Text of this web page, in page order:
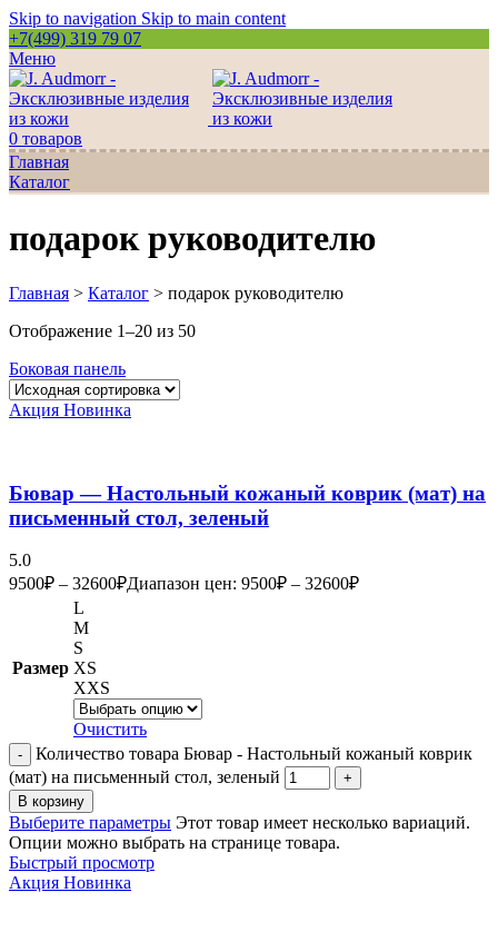
Skip to navigation Skip to main content
+7(499) 319 79 07
Меню
0 товаров
Главная
Каталог
подарок руководителю
Главная > Каталог > подарок руководителю
Отображение 1–20 из 50
Боковая панель
Акция Новинка
Бювар — Настольный кожаный коврик (мат) на
письменный стол, зеленый
5.0
9500₽ – 32600₽Диапазон цен: 9500₽ – 32600₽
Размер
L
M
S
XS
XXS
Очистить
Количество товара Бювар - Настольный кожаный коврик
(мат) на письменный стол, зеленый
В корзину
Выберите параметры Этот товар имеет несколько вариаций.
Опции можно выбрать на странице товара.
Быстрый просмотр
Акция Новинка